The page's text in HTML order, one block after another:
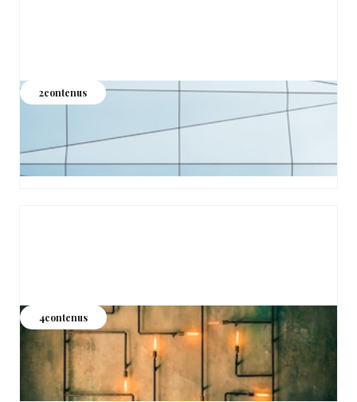
2contenus Branding
Construire une marque forte en B2B : l'actif le plus sous-
estimé pour créer de la préférence, de la reconnaissance
et réduire son coût d'acquisition.
Voir les contenus >
4contenus Demand gen
Générer une demande qualifiée, durable et prévisible,
sans confondre volume de leads et vraie croissance
commerciale.
Voir les contenus >